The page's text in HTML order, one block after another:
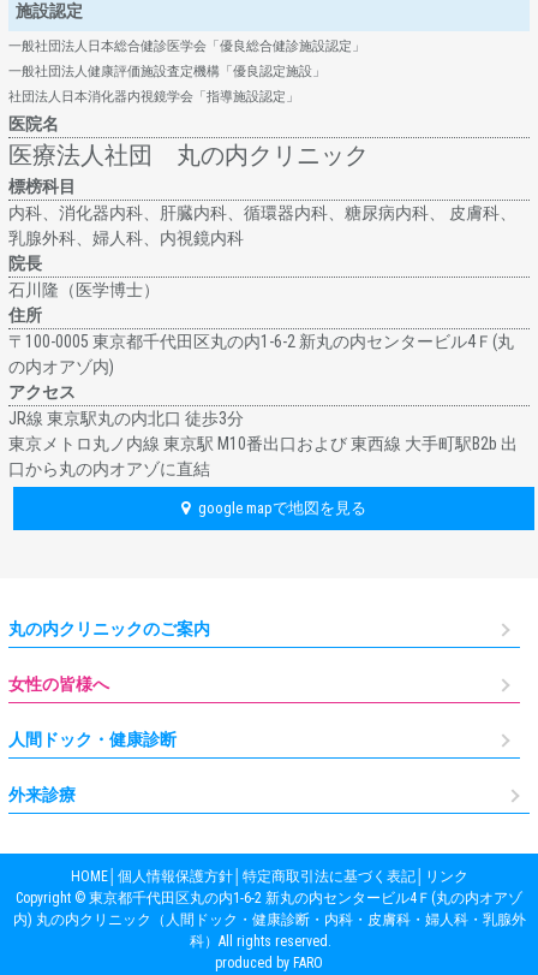
施設認定
一般社団法人日本総合健診医学会「優良総合健診施設認定」
一般社団法人健康評価施設査定機構「優良認定施設」
社団法人日本消化器内視鏡学会「指導施設認定」
医院名
医療法人社団 丸の内クリニック
標榜科目
内科、消化器内科、肝臓内科、循環器内科、糖尿病内科、 皮膚科、
乳腺外科、婦人科、内視鏡内科
院長
石川隆（医学博士）
住所
〒100-0005 東京都千代田区丸の内1-6-2 新丸の内センタービル4Ｆ(丸
の内オアゾ内)
アクセス
JR線 東京駅丸の内北⼝ 徒歩3分
東京メトロ丸ノ内線 東京駅 M10番出口および 東西線 大手町駅B2b 出
口から丸の内オアゾに直結
google mapで地図を見る
丸の内クリニックのご案内
女性の皆様へ
人間ドック・健康診断
外来診療
HOME│ 個人情報保護方針│ 特定商取引法に基づく表記│
リンク
Copyright © 東京都千代田区丸の内1-6-2 新丸の内センタービル4Ｆ(丸の内オアゾ
内) 丸の内クリニック（人間ドック・健康診断・内科・皮膚科・婦人科・乳腺外
科）All rights reserved.
produced by FARO